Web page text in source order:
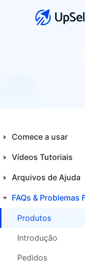
Comece a usar
Introdução aos
Plataformas
Primeiros Passos
Vídeos Tutoriais
Financeiro
Integrações
Produtos
Pedidos
Nota Fiscal
Arquivos de Ajuda
Home
Produtos
Pedidos
Notas Fiscais
FAQs & Problemas
Produtos
Introdução
Pedidos